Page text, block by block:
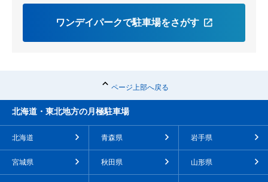
ワンデイパークで駐車場をさがす
ページ上部へ戻る
北海道・東北地方の月極駐車場
北海道 青森県 岩手県
宮城県 秋田県 山形県